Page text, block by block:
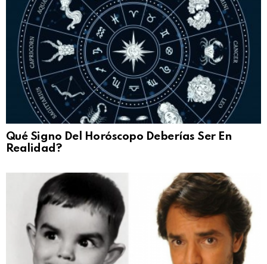
Qué Signo Del Horóscopo Deberías Ser En
Realidad?